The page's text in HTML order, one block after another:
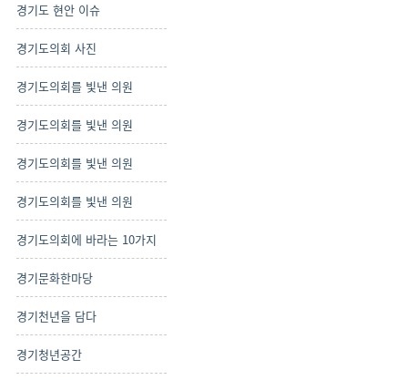
경기도 현안 이슈
경기도의회 사진
경기도의회를 빛낸 의원
경기도의회를 빛낸 의원
경기도의회를 빛낸 의원
경기도의회를 빛낸 의원
경기도의회에 바라는 10가지
경기문화한마당
경기천년을 담다
경기청년공간